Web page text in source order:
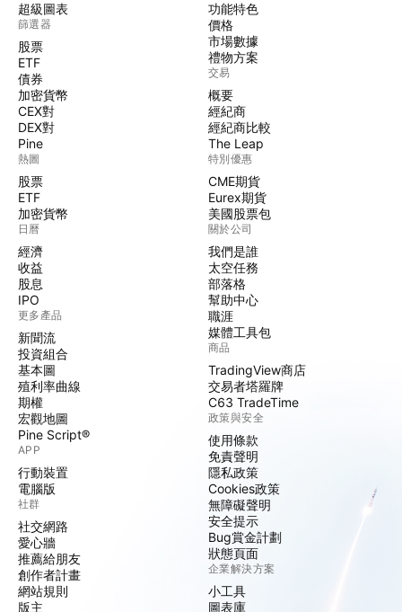
超級圖表
篩選器
股票
ETF
債券
加密貨幣
CEX對
DEX對
Pine
熱圖
股票
ETF
加密貨幣
日曆
經濟
收益
股息
IPO
更多產品
新聞流
投資組合
基本圖
殖利率曲線
期權
宏觀地圖
Pine Script®
APP
行動裝置
電腦版
社群
社交網路
愛心牆
推薦給朋友
創作者計畫
網站規則
版主
功能特色
價格
市場數據
禮物方案
交易
概要
經紀商
經紀商比較
The Leap
特別優惠
CME期貨
Eurex期貨
美國股票包
關於公司
我們是誰
太空任務
部落格
幫助中心
職涯
媒體工具包
商品
TradingView商店
交易者塔羅牌
C63 TradeTime
政策與安全
使用條款
免責聲明
隱私政策
Cookies政策
無障礙聲明
安全提示
Bug賞金計劃
狀態頁面
企業解決方案
小工具
圖表庫